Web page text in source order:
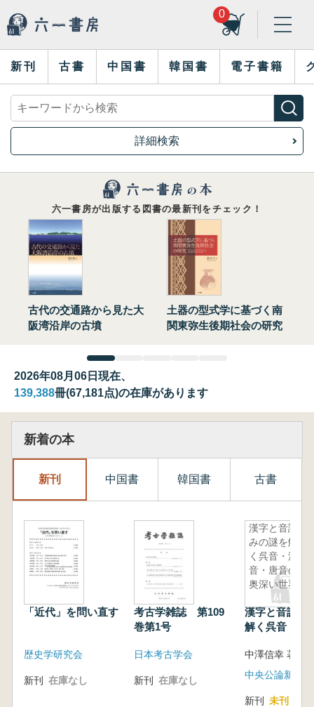
0
新刊 古書 中国書 韓国書 電子書籍
詳細検索
六一書房が出版する図書の最新刊をチェック！
古代の交通路から見た大
阪湾沿岸の古墳
土器の型式学に基づく南
関東弥生後期社会の研究
2026年08月06日現在、
139,388冊(67,181点)の在庫があります
新着の本
新刊 中国書 韓国書 古書
「近代」を問い直す
歴史学研究会
新刊 在庫なし
考古学雑誌 第109
巻第1号
日本考古学会
新刊 在庫なし
漢字と音読
みの謎を解
く呉音・漢
音・唐音の
奥深い世界
漢字と音読み
解く呉音・漢
中澤信幸 著
中央公論新社
新刊 未刊